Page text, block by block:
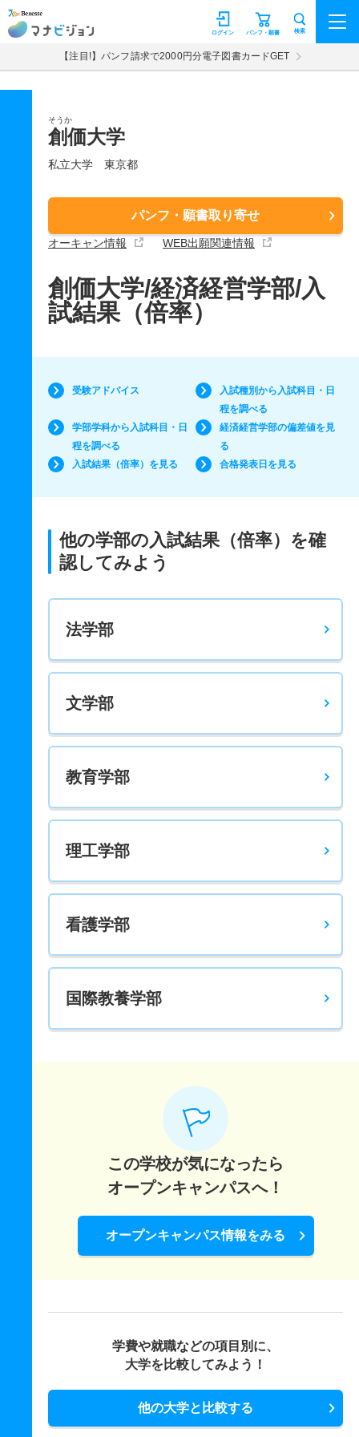
マナビジョン パンフ・願書
ログイン 検索
【注目!】パンフ請求で2000円分電子図書カードGET
そうか
創価大学
私立大学 東京都
パンフ・願書取り寄せ
オーキャン情報 WEB出願関連情報
創価大学/経済経営学部/入
試結果（倍率）
受験アドバイス
入試種別から入試科目・日
程を調べる
学部学科から入試科目・日
程を調べる
経済経営学部の偏差値を見
る
入試結果（倍率）を見る
合格発表日を見る
他の学部の入試結果（倍率）を確
認してみよう
法学部
文学部
教育学部
理工学部
看護学部
国際教養学部
この学校が気になったら
オープンキャンパスへ！
オープンキャンパス情報をみる
学費や就職などの項目別に、
大学を比較してみよう！
他の大学と比較する